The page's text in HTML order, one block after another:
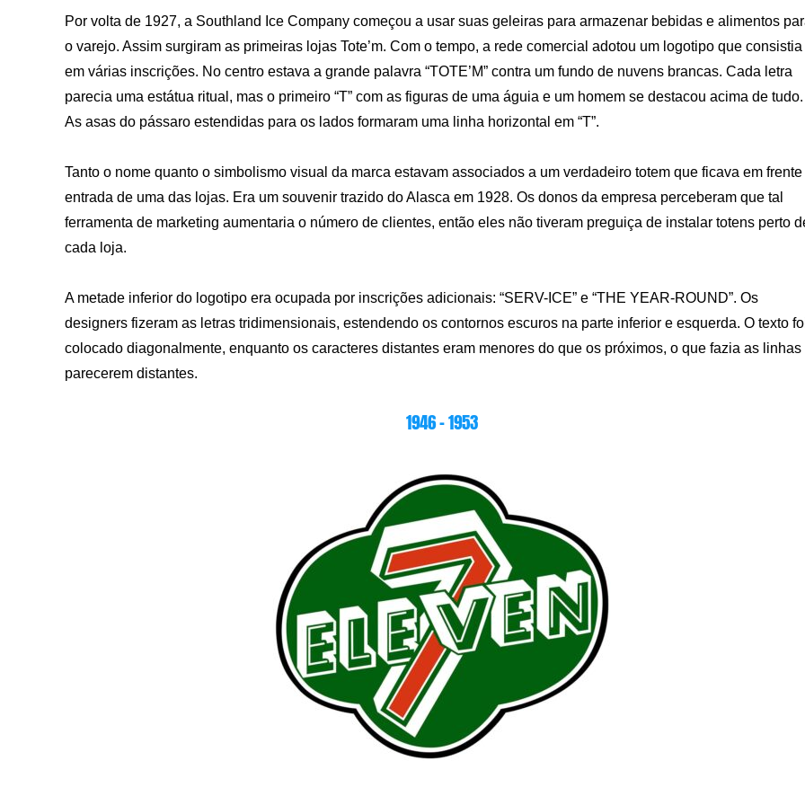
Por volta de 1927, a Southland Ice Company começou a usar suas geleiras para armazenar bebidas e alimentos
o varejo. Assim surgiram as primeiras lojas Tote’m. Com o tempo, a rede comercial adotou um logotipo que consistia
em várias inscrições. No centro estava a grande palavra “TOTE’M” contra um fundo de nuvens brancas. Cada letra
parecia uma estátua ritual, mas o primeiro “T” com as figuras de uma águia e um homem se destacou acima de tudo.
As asas do pássaro estendidas para os lados formaram uma linha horizontal em “T”.
Tanto o nome quanto o simbolismo visual da marca estavam associados a um verdadeiro totem que ficava em frente
entrada de uma das lojas. Era um souvenir trazido do Alasca em 1928. Os donos da empresa perceberam que tal
ferramenta de marketing aumentaria o número de clientes, então eles não tiveram preguiça de instalar totens perto
cada loja.
A metade inferior do logotipo era ocupada por inscrições adicionais: “SERV-ICE” e “THE YEAR-ROUND”. Os
designers fizeram as letras tridimensionais, estendendo os contornos escuros na parte inferior e esquerda. O texto
colocado diagonalmente, enquanto os caracteres distantes eram menores do que os próximos, o que fazia as linhas
parecerem distantes.
1946 – 1953